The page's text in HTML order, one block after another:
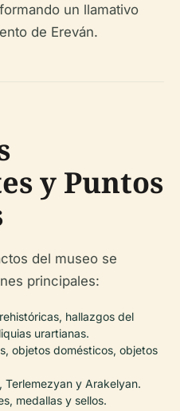
un llamativo
de Ereván.
y Puntos
del museo se
principales:
hallazgos del
urartianas.
objetos domésticos, objetos
Terlemezyan y Arakelyan.
medallas y sellos.